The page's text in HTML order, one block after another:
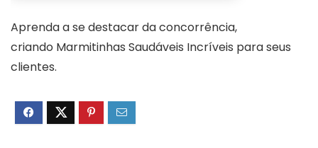
Aprenda a se destacar da concorrência,
criando Marmitinhas Saudáveis Incríveis para seus
clientes.